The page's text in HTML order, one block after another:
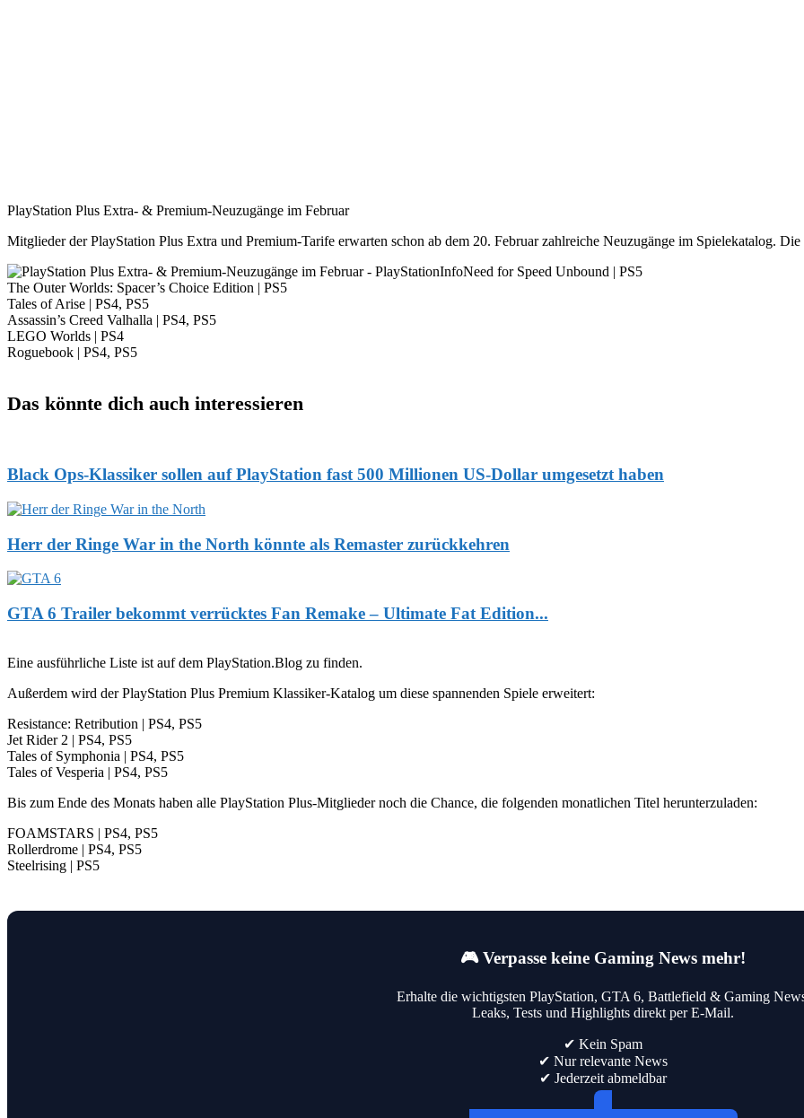
PlayStation Plus Extra- & Premium-Neuzugänge im Februar
Mitglieder der PlayStation Plus Extra und Premium-Tarife erwarten schon ab dem 20. Februar zahlreiche Neuzugänge im Spielekatalog.
Need for Speed Unbound | PS5
The Outer Worlds: Spacer’s Choice Edition | PS5
Tales of Arise | PS4, PS5
Assassin’s Creed Valhalla | PS4, PS5
LEGO Worlds | PS4
Roguebook | PS4, PS5
Das könnte dich auch interessieren
Black Ops-Klassiker sollen auf PlayStation fast 500 Millionen US-Dollar umgesetzt haben
Herr der Ringe War in the North könnte als Remaster zurückkehren
GTA 6 Trailer bekommt verrücktes Fan Remake – Ultimate Fat Edition...
Eine ausführliche Liste ist auf dem PlayStation.Blog zu finden.
Außerdem wird der PlayStation Plus Premium Klassiker-Katalog um diese spannenden Spiele erweitert:
Resistance: Retribution | PS4, PS5
Jet Rider 2 | PS4, PS5
Tales of Symphonia | PS4, PS5
Tales of Vesperia | PS4, PS5
Bis zum Ende des Monats haben alle PlayStation Plus-Mitglieder noch die Chance, die folgenden monatlichen Titel herunterzuladen:
FOAMSTARS | PS4, PS5
Rollerdrome | PS4, PS5
Steelrising | PS5
🎮 Verpasse keine Gaming News mehr!
Erhalte die wichtigsten PlayStation, GTA 6, Battlefield & Gaming
Leaks, Tests und Highlights direkt per E-Mail.
✔ Kein Spam
✔ Nur relevante News
✔ Jederzeit abmeldbar